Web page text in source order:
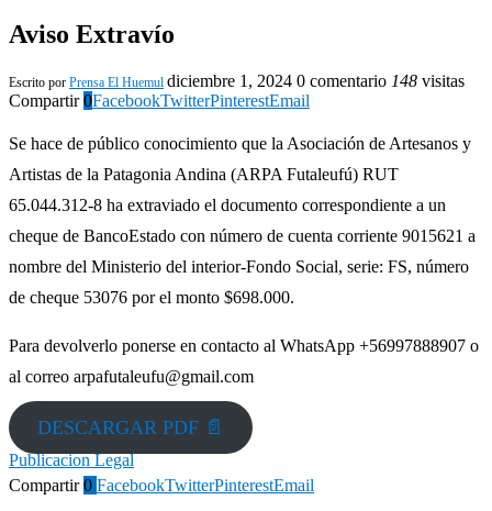
Aviso Extravío
Escrito por Prensa El Huemul diciembre 1, 2024 0 comentario 148 visitas
Compartir 0FacebookTwitterPinterestEmail
Se hace de público conocimiento que la Asociación de Artesanos y
Artistas de la Patagonia Andina (ARPA Futaleufú) RUT
65.044.312-8 ha extraviado el documento correspondiente a un
cheque de BancoEstado con número de cuenta corriente 9015621 a
nombre del Ministerio del interior-Fondo Social, serie: FS, número
de cheque 53076 por el monto $698.000.
Para devolverlo ponerse en contacto al WhatsApp +56997888907 o
al correo arpafutaleufu@gmail.com
DESCARGAR PDF 📄
Publicacion Legal
Compartir 0 FacebookTwitterPinterestEmail